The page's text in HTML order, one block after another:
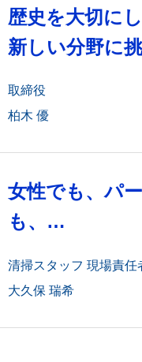
歴史を大切に
新しい分野に挑
取締役
柏木 優
女性でも、パ
も、
る。
清掃スタッフ 現場責任
大久保 瑞希